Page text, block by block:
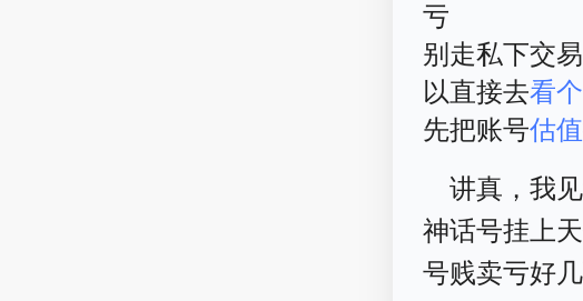
亏
别走私下交
以直接去看
先把账号估值
讲真，我
神话号挂上
号贱卖亏好